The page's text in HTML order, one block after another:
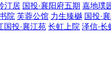
汀居 国投·襄阳府五期 嘉地璞
院 芙蓉公馆 力生臻樾 国投·
国投·襄江苑 长虹上院 泽信·长